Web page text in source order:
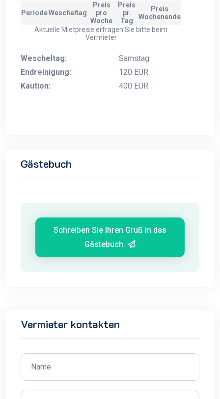
PeriodeWescheltag
Preis
pro
Woche
Preis
pr.
Tag
Preis
Wochenende
Aktuelle Mietpreise erfragen Sie bitte beim
Vermieter
Wescheltag:
Samstag
Endreinigung:
120 EUR
Kaution:
400 EUR
Gästebuch
Schreiben Sie Ihren Gruß in das
Gästebuch
Vermieter kontakten